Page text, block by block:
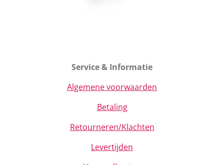
Service & Informatie
Algemene voorwaarden
Betaling
Retourneren/Klachten
Levertijden